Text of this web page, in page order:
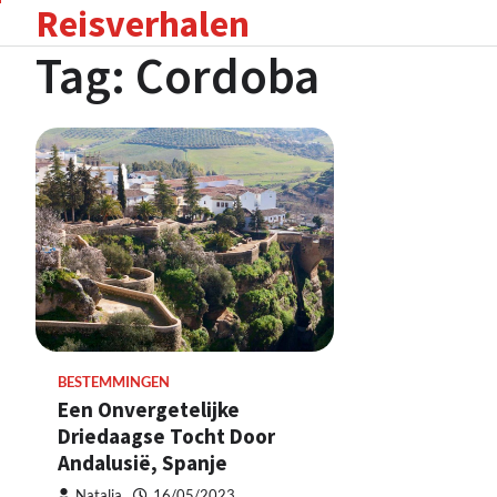
content
Reisverhalen
Tag: Cordoba
BESTEMMINGEN
Een Onvergetelijke
Driedaagse Tocht Door
Andalusië, Spanje